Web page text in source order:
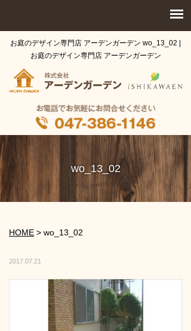
お庭のデザイン専門店 アーデンガーデン wo_13_02 |
お庭のデザイン専門店 アーデンガーデン
wo_13_02
HOME > wo_13_02
2017.07.21